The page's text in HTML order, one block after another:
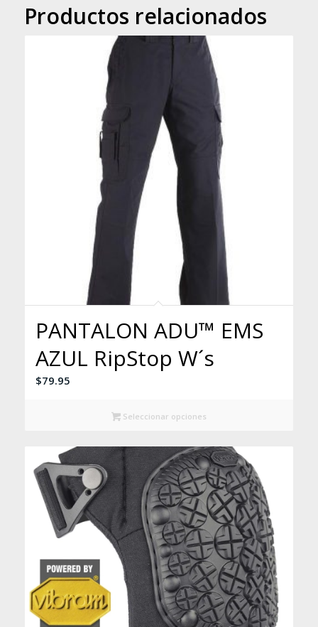
Productos relacionados
PANTALON ADU™ EMS
AZUL RipStop W´s
$79.95
Seleccionar opciones